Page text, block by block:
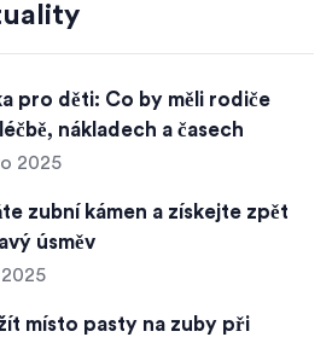
pro děti: Co by měli rodiče
nákladech a časech
2025
zubní kámen a získejte zpět
úsměv
místo pasty na zuby při